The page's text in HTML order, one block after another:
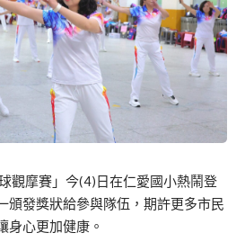
觀摩賽」今(4)日在仁愛國小熱鬧登
頒發獎狀給參與隊伍，期許更多市民
身心更加健康。